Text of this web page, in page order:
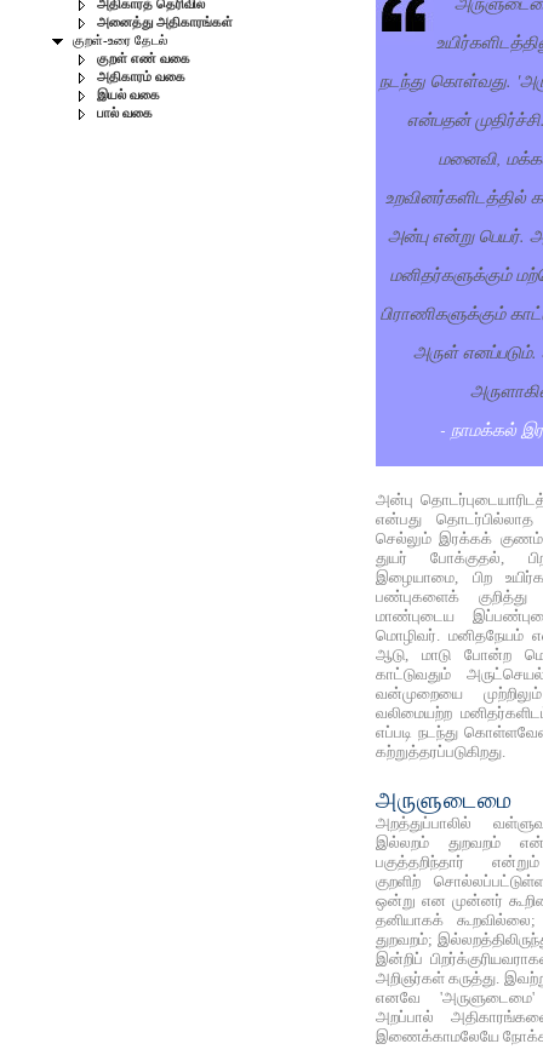
அதிகாரத் தெரிவில்
அனைத்து அதிகாரங்கள்
குறள்-உரை தேடல்
குறள் எண் வகை
அதிகாரம் வகை
இயல் வகை
பால் வகை
நடந்து கொள்வது.
என்பதன்
மனைவி,
உறவினர்களிடத்தில்
அன்பு என்று பெயர்.
மனிதர்களுக்கும்
பிராணிகளுக்கும்
அருள் எனப்படும்.
- நாமக்கல்
அன்பு
என்பது தொடர்பில்லாத
செல்லும் இரக்கக் குணம்
துயர் போக்குதல்,
இழையாமை, பிற
பண்புகளைக் குறித்து
மாண்புடைய
மொழிவர். மனிதநேயம்
ஆடு, மாடு போன்ற
காட்டுவதும்
வன்முறையை
வலிமையற்ற
எப்படி நடந்து
கற்றுத்தரப்படுகிறது.
அருளுடைமை
அறத்துப்பாலில்
இல்லறம் துறவறம்
பகுத்தறிந்தார்
குறளிற்
ஒன்று என முன்னர்
தனியாகக்
துறவறம்;
இன்றிப்
அறிஞர்கள் கருத்து.
எனவே
அறப்பால்
இணைக்காமலேயே